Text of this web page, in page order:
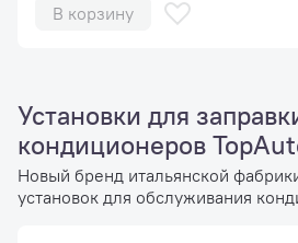
В корзину
Установки для
кондиционеров
Новый бренд итальянской
установок для обслуживания